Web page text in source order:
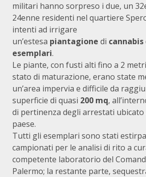
militari hanno sorpreso i due, un
24enne residenti nel quartiere
intenti ad irrigare
un’estesa piantagione di cannabis
esemplari.
Le piante, con fusti alti fino a 2
stato di maturazione, erano state
un’area impervia e difficile da
superficie di quasi 200 mq,
di pertinenza degli arrestati
paese.
Tutti gli esemplari sono stati
campionati per le analisi di rito a
competente laboratorio del
Palermo; la restante parte,